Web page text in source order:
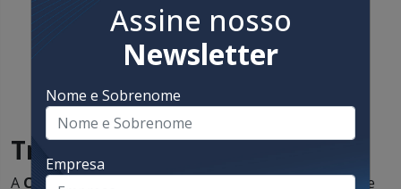
Transporte tubular
A Chain-Veyoferece equipamentos para o transporte
Assine nosso
Newsletter
Nome e Sobrenome
Empresa